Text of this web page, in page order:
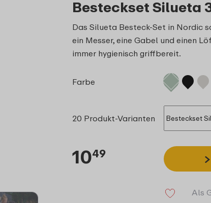
Besteckset Silueta
Das Silueta Besteck-Set in Nordic
ein Messer, eine Gabel und einen
immer hygienisch griffbereit.
Farbe
20 Produkt-Varianten
1049
Als